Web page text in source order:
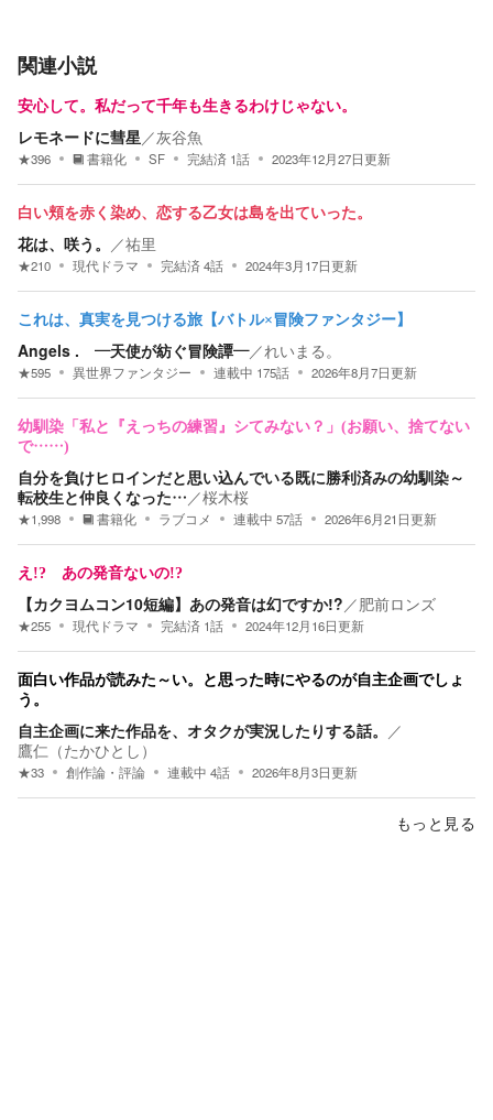
関連小説
安心して。私だって千年も生きるわけじゃない。
レモネードに彗星 ／灰谷魚
★396 書籍化 SF 完結済 1話 2023年12月27日更新
白い頬を赤く染め、恋する乙女は島を出ていった。
花は、咲う。 ／祐里
★210 現代ドラマ 完結済4話 2024年3月17日更新
これは、真実を見つける旅【バトル×冒険ファンタジー】
Angels . ―天使が紡ぐ冒険譚―／れいまる。
★595 異世界ファンタジー 連載中 175話 2026年8月7日更新
幼馴染「私と『えっちの練習』シてみない？」(お願い、捨てない
で……)
自分を負けヒロインだと思い込んでいる既に勝利済みの幼馴染～
転校生と仲良くなった… ／桜木桜
★1,998 書籍化 ラブコメ 連載中 57話 2026年6月21日更新
え!? あの発音ないの!?
【カクヨムコン10短編】あの発音は幻ですか!? ／肥前ロンズ
★255 現代ドラマ 完結済 1話 2024年12月16日更新
面白い作品が読みた～い。と思った時にやるのが自主企画でしょ
う。
自主企画に来た作品を、オタクが実況したりする話。 ／
鷹仁（たかひとし）
★33 創作論・評論 連載中 4話 2026年8月3日更新
もっと見る